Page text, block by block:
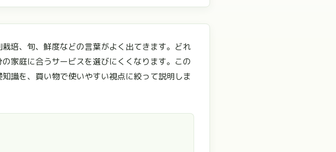
培、旬、鮮度などの言葉がよく出てきます。どれ
家庭に合うサービスを選びにくくなります。この
識を、買い物で使いやすい視点に絞って説明しま